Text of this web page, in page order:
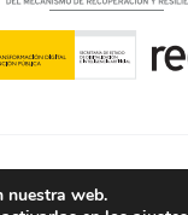
nuestra web.